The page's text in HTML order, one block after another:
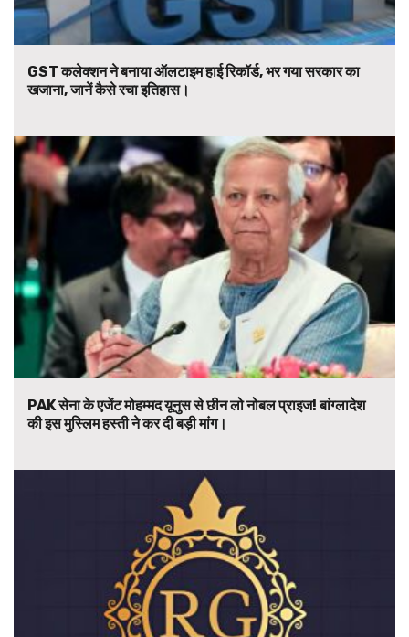
GST कलेक्शन ने बनाया ऑलटाइम हाई रिकॉर्ड, भर गया सरकार का
खजाना, जानें कैसे रचा इतिहास।
PAK सेना के एजेंट मोहम्मद यूनुस से छीन लो नोबल प्राइज! बांग्लादेश
की इस मुस्लिम हस्ती ने कर दी बड़ी मांग।